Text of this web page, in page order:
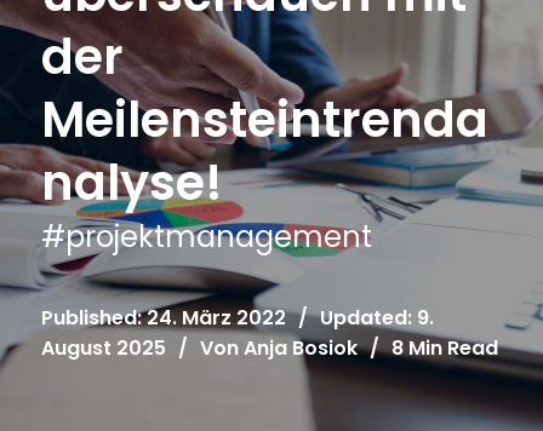
der
Meilensteintrenda
nalyse!
#projektmanagement
Published: 24. März 2022 / Updated: 9.
August 2025 / VonAnja Bosiok / 8 Min Read